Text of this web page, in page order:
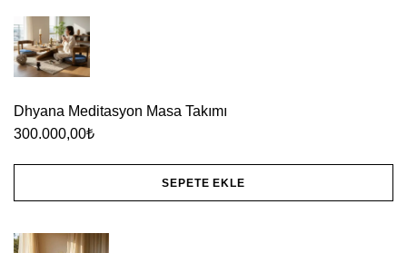
ürünün
birden
fazla
varyasyonu
var.
Seçenekler
seçilebilir
Dhyana Meditasyon Masa Takımı
300.000,00₺
SEPETE EKLE